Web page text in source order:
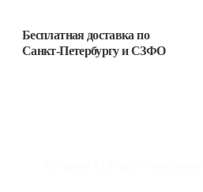
Бесплатная доставка по
Санкт-Петербургу и СЗФО